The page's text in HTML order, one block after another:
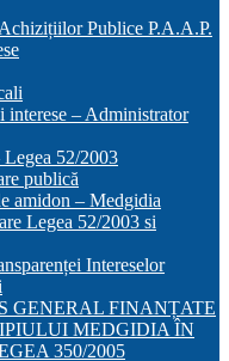
Publice P.A.A.P.
interese – Administrator
Legea 52/2003
publică
amidon – Medgidia
Legea 52/2003 si
Intereselor
GENERAL FINANȚATE
MEDGIDIA ÎN
350/2005